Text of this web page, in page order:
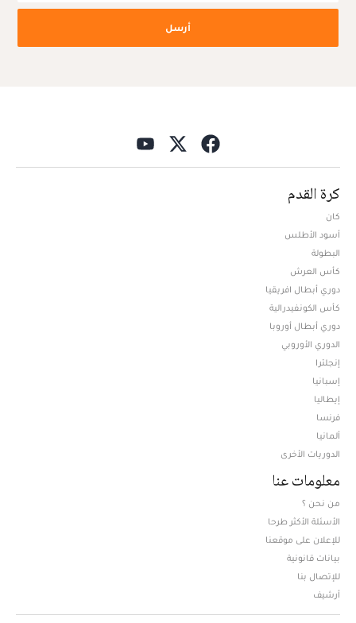
أرسل
كرة القدم
كان
أسود الأطلس
البطولة
كأس العرش
دوري أبطال افريقيا
كأس الكونفيدرالية
دوري أبطال أوروبا
الدوري الأوروبي
إنجلترا
إسبانيا
إيطاليا
فرنسا
ألمانيا
الدوريات الأخرى
معلومات عنا
من نحن ؟
الأسئلة الأكثر طرحا
للإعلان على موقعنا
بيانات قانونية
للإتصال بنا
أرشيف